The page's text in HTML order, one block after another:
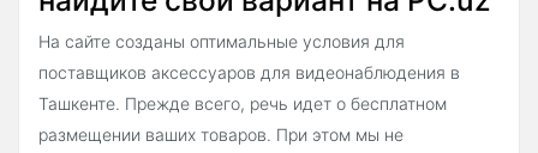
На сайте созданы оптимальные условия для
поставщиков аксессуаров для видеонаблюдения в
Ташкенте. Прежде всего, речь идет о бесплатном
размещении ваших товаров. При этом мы не